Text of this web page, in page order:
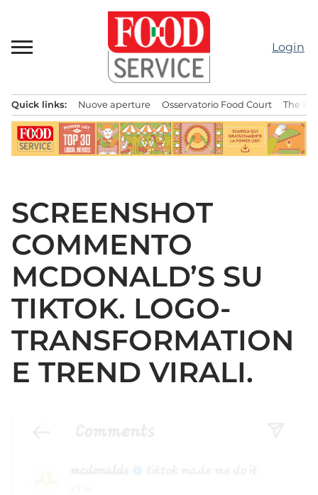
contenuto
Login
principale
Quick links: Nuove aperture Osservatorio Food Court The
SCREENSHOT
COMMENTO
MCDONALD’S SU
TIKTOK. LOGO-
TRANSFORMATION
E TREND VIRALI.